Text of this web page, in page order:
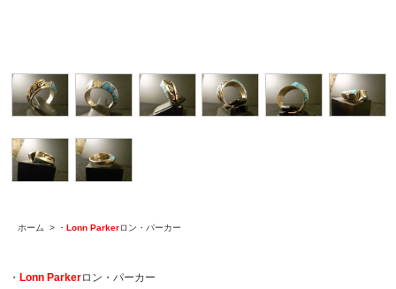
ホーム > ・ Lonn Parkerロン・パーカー
・ Lonn Parkerロン・パーカー